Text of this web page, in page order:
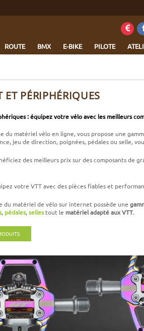
ROUTE BMX E-BIKE PILOTE
un
une
ET PÉRIPHÉRIQUES
: équipez votre vélo avec les meilleurs
du matériel vélo en ligne, vous propose une
jeu de direction, poignées, pédales ou selle,
des meilleurs prix sur des composants de
votre VTT avec des pièces fiables et
du matériel de vélo sur internet possède une
, pédales, sellestout le matériel adapté aux VTT.